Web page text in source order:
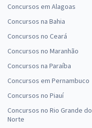
Concursos em Alagoas
Concursos na Bahia
Concursos no Ceará
Concursos no Maranhão
Concursos na Paraíba
Concursos em Pernambuco
Concursos no Piauí
Concursos no Rio Grande do
Norte